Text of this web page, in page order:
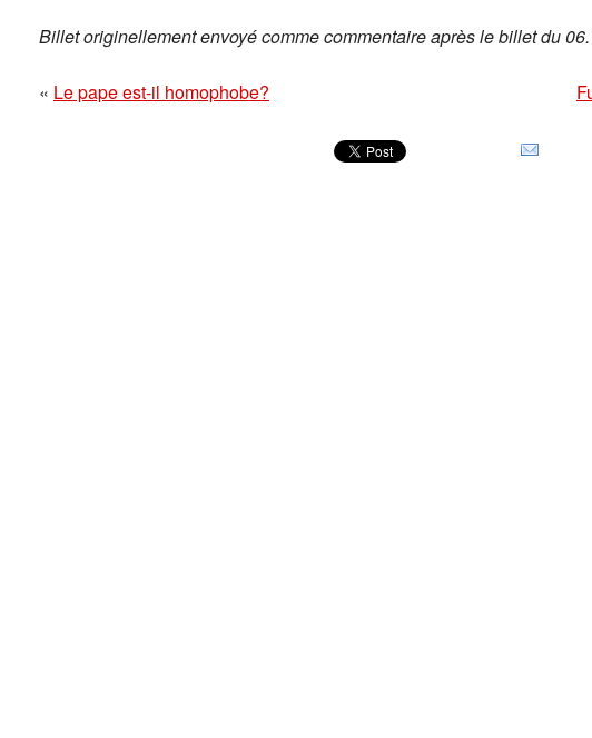
Billet originellement envoyé comme commentaire après le billet du
« Le pape est-il homophobe?